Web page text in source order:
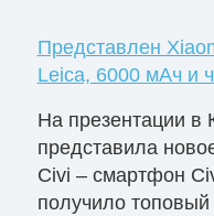
Представлен
Leica, 6000 мАч и
На презентации в
представила
Civi – смартфон
получило